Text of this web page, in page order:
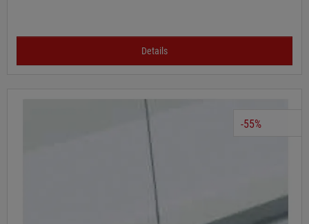
Details
-55%